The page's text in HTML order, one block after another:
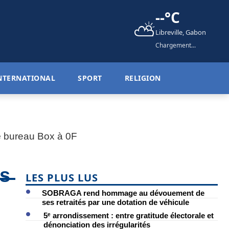
⛅--°C
Libreville, Gabon
Chargement...
SPORT RELIGION
LES PLUS LUS
SOBRAGA rend hommage au dévouement de
ses retraités par une dotation de véhicule
5ᵉ arrondissement : entre gratitude électorale et
dénonciation des irrégularités